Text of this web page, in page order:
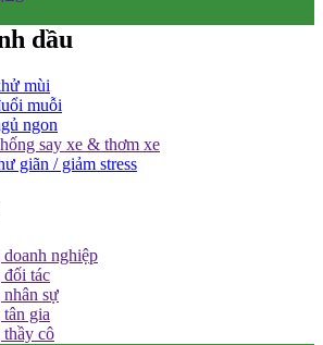
dầu
mùi
muỗi
ngon
say xe & thơm xe
giãn / giảm stress
doanh nghiệp
đối tác
nhân sự
tân gia
thầy cô